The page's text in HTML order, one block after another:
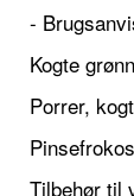
-
Kogte
Porrer,
Tilbehør til